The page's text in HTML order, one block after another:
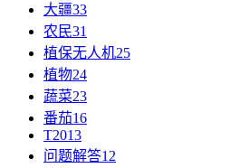
大疆33
农民31
植保无人机25
植物24
蔬菜23
番茄16
T2013
问题解答12